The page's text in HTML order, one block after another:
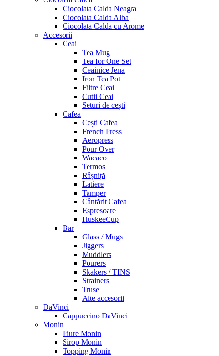
Ciocolata Calda Neagra
Ciocolata Calda Alba
Ciocolata Calda cu Arome
Accesorii
Ceai
Tea Mug
Tea for One Set
Ceainice Jena
Iron Tea Pot
Filtre Ceai
Cutii Ceai
Seturi de cești
Cafea
Cești Cafea
French Press
Aeropress
Pour Over
Wacaco
Termos
Râșniță
Latiere
Tamper
Cântărit Cafea
Espresoare
HuskeeCup
Bar
Glass / Mugs
Jiggers
Muddlers
Pourers
Skakers / TINS
Strainers
Truse
Alte accesorii
DaVinci
Cappuccino DaVinci
Monin
Piure Monin
Sirop Monin
Topping Monin